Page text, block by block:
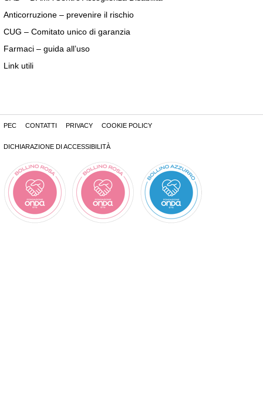
Anticorruzione – prevenire il rischio
CUG – Comitato unico di garanzia
Farmaci – guida all’uso
Link utili
PEC CONTATTI PRIVACY COOKIE POLICY
DICHIARAZIONE DI ACCESSIBILITÀ